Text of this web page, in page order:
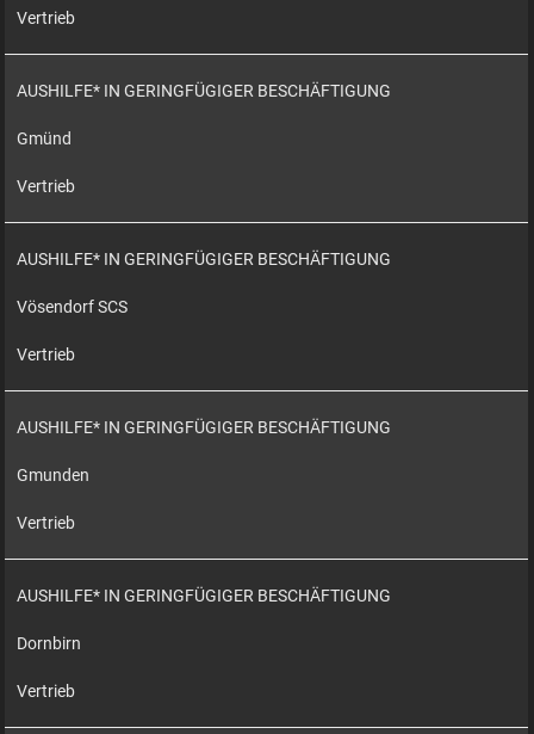
Vertrieb
AUSHILFE* IN GERINGFÜGIGER BESCHÄFTIGUNG
Gmünd
Vertrieb
AUSHILFE* IN GERINGFÜGIGER BESCHÄFTIGUNG
Vösendorf SCS
Vertrieb
AUSHILFE* IN GERINGFÜGIGER BESCHÄFTIGUNG
Gmunden
Vertrieb
AUSHILFE* IN GERINGFÜGIGER BESCHÄFTIGUNG
Dornbirn
Vertrieb